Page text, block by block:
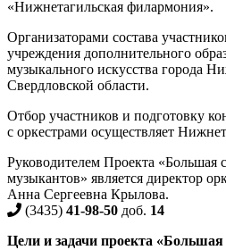
«Нижнетагильская филармония».
Организаторами состава
учреждения дополнительного
музыкального искусства города
Свердловской области.
Отбор участников и подготовку
с оркестрами осуществляет
Руководителем Проекта «Большая
музыкантов» является директор
Анна Сергеевна Крылова.
(3435) 41-98-50 доб. 14
Цели и задачи проекта